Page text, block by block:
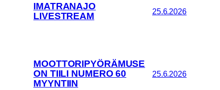
IMATRANAJO
LIVESTREAM
25.6.2026
MOOTTORIPYÖRÄMUSE
ON TIILI NUMERO 60
MYYNTIIN
25.6.2026